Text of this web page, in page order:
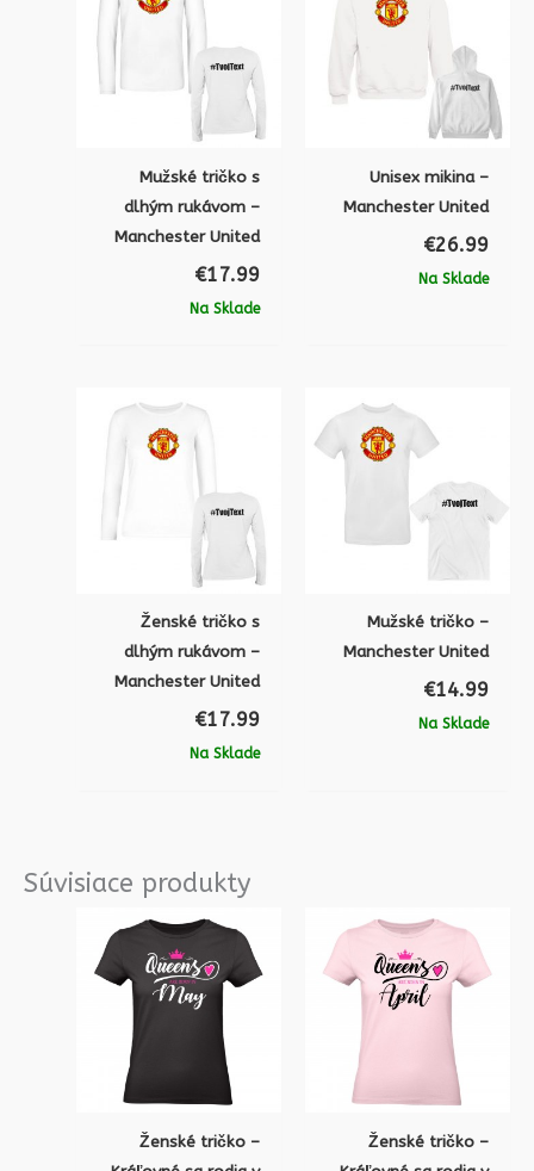
Mužské tričko s
dlhým rukávom –
Manchester United
€17.99
Na Sklade
Unisex mikina –
Manchester United
€26.99
Na Sklade
Ženské tričko s
dlhým rukávom –
Manchester United
€17.99
Na Sklade
Mužské tričko –
Manchester United
€14.99
Na Sklade
Súvisiace produkty
Ženské tričko –
Ženské tričko –